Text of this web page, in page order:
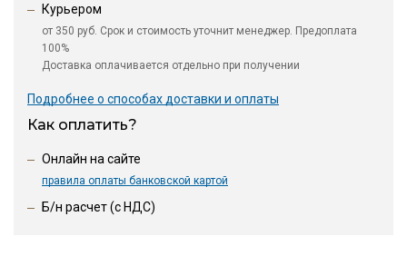
Курьером
от 350 руб. Срок и стоимость уточнит менеджер. Предоплата
100%
Доставка оплачивается отдельно при получении
Подробнее о способах доставки и оплаты
Как оплатить?
Онлайн на сайте
правила оплаты банковской картой
Б/н расчет (c НДС)